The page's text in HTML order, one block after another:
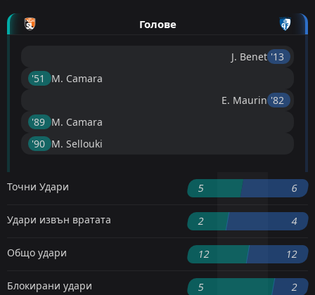
Голове
J. Benet '13 ︎
'51 ︎
M. Camara
E. Maurin '82 ︎
'89 ︎ M. Camara
'90 ︎ M. Sellouki
Точни Удари 5 6
Удари извън вратата 2 4
Общо удари 12 12
Блокирани удари 5 2